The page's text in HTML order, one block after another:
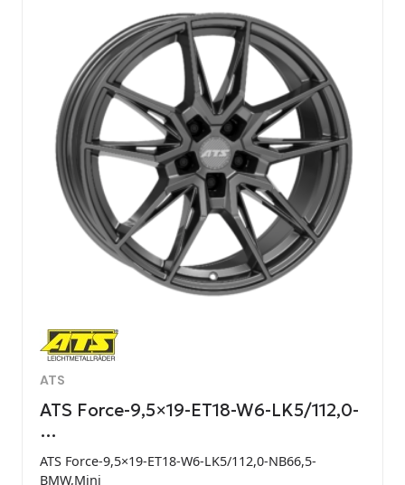
ATS
ATS Force-9,5×19-ET18-W6-LK5/112,0-
…
ATS Force-9,5×19-ET18-W6-LK5/112,0-NB66,5-
BMW,Mini